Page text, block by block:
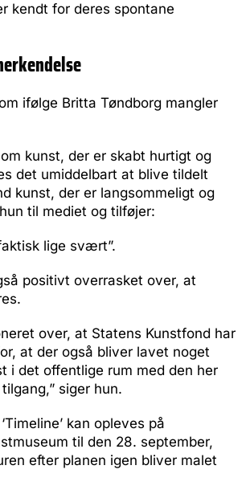
kendt for deres spontane
ifølge Britta Tøndborg mangler
kunst, der er skabt hurtigt og
det umiddelbart at blive tildelt
kunst, der er langsommeligt og
til mediet og tilføjer:
lige svært”.
positivt overrasket over, at
over, at Statens Kunstfond har
at der også bliver lavet noget
i det offentlige rum med den her
siger hun.
kan opleves på
til den 28. september,
efter planen igen bliver malet